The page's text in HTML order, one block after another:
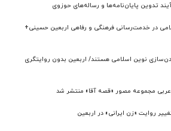
تدوین پایان‌نامه‌ها و رساله‌های حوزوی
۳۰۰ مبلغه ایلامی در خدمت‌رسانی فرهنگی و رفاهی اربعین حسینی+
نوین اسلامی هستند/ اربعین بدون روایتگری
مجموعه مصور «قصه آقا» منتشر شد
روایت «زن ایرانی» در اربعین